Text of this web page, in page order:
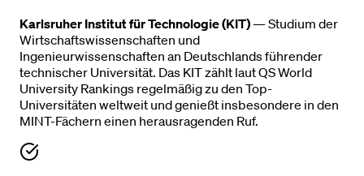
Karlsruher Institut für Technologie (KIT)— Studium der
Wirtschaftswissenschaften und
Ingenieurwissenschaften an Deutschlands führender
technischer Universität. Das KIT zählt laut QS World
University Rankings regelmäßig zu den Top-
Universitäten weltweit und genießt insbesondere in den
MINT-Fächern einen herausragenden Ruf.